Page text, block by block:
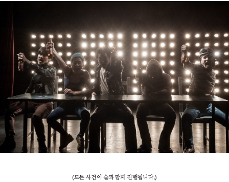
(모든 사건이 술과 함께 진행됩니다.)